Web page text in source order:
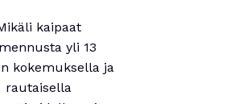
kaipaat
yli 13
kokemuksella ja
rautaisella